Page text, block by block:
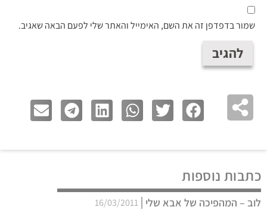
שמור בדפדפן זה את השם, האימייל והאתר שלי לפעם הבאה שאגיב.
כתבות נוספות
לוב – המהפיכה של אבא שלי 16/03/2011